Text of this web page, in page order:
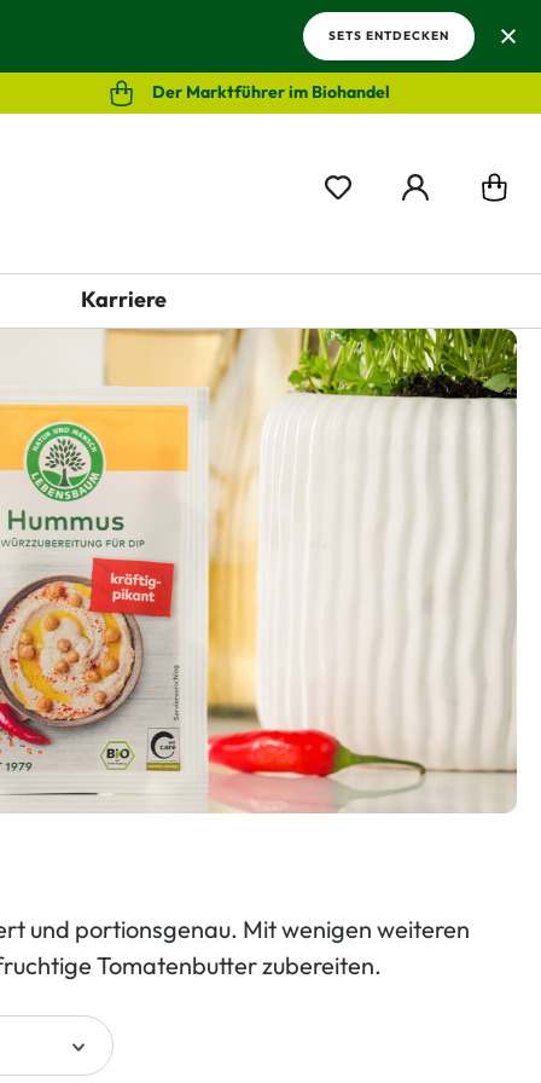
SETS ENTDECKEN
Der Marktführer im Biohandel
Karriere
und portionsgenau. Mit wenigen weiteren
Tomatenbutter zubereiten.